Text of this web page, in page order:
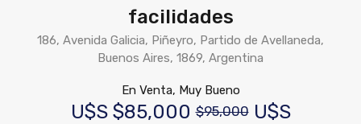
facilidades
186, Avenida Galicia, Piñeyro, Partido de Avellaneda,
Buenos Aires, 1869, Argentina
En Venta, Muy Bueno
U$S $85,000 $95,000U$S